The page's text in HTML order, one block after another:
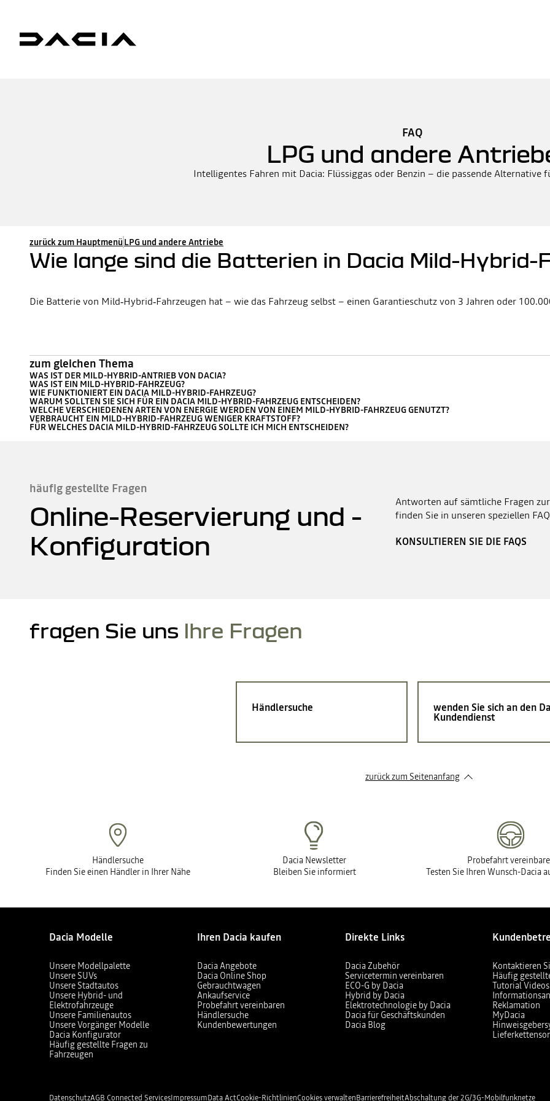
FAQ
LPG und andere
Intelligentes Fahren mit Dacia: Flüssiggas oder Benzin – die passende Alternative
zurück zum Hauptmenü LPG und andere Antriebe
Wie lange sind die Batterien in Dacia Mild-
Die Batterie von Mild‑Hybrid‑Fahrzeugen hat – wie das Fahrzeug selbst – einen Garantieschutz von 3 Jahren oder
zum gleichen Thema
WAS IST DER MILD-HYBRID-ANTRIEB VON DACIA?
WAS IST EIN MILD-HYBRID-FAHRZEUG?
WIE FUNKTIONIERT EIN DACIA MILD-HYBRID-FAHRZEUG?
WARUM SOLLTEN SIE SICH FÜR EIN DACIA MILD-HYBRID-FAHRZEUG ENTSCHEIDEN?
WELCHE VERSCHIEDENEN ARTEN VON ENERGIE WERDEN VON EINEM MILD-HYBRID-FAHRZEUG GENUTZT?
VERBRAUCHT EIN MILD-HYBRID-FAHRZEUG WENIGER KRAFTSTOFF?
FÜR WELCHES DACIA MILD-HYBRID-FAHRZEUG SOLLTE ICH MICH ENTSCHEIDEN?
häufig gestellte Fragen
Online-Reservierung und -
Konfiguration
Antworten auf sämtliche Fragen
finden Sie in unseren speziellen
KONSULTIEREN SIE DIE FAQS
fragen Sie uns Ihre Fragen
Händlersuche wenden Sie sich an den
Kundendienst
zurück zum Seitenanfang
Händlersuche
Finden Sie einen Händler in Ihrer Nähe
Dacia Newsletter
Bleiben Sie informiert
Probefahrt
Testen Sie Ihren Wunsch-Dacia
Dacia Modelle
Unsere Modellpalette
Unsere SUVs
Unsere Stadtautos
Unsere Hybrid- und
Elektrofahrzeuge
Unsere Familienautos
Unsere Vorgänger Modelle
Dacia Konfigurator
Häufig gestellte Fragen zu
Fahrzeugen
Ihren Dacia kaufen
Dacia Angebote
Dacia Online Shop
Gebrauchtwagen
Ankaufservice
Probefahrt vereinbaren
Händlersuche
Kundenbewertungen
Direkte Links
Dacia Zubehör
Servicetermin vereinbaren
ECO-G by Dacia
Hybrid by Dacia
Elektrotechnologie by Dacia
Dacia für Geschäftskunden
Dacia Blog
Kontaktieren
Häufig
Tutorial Videos
Reklamation
MyDacia
DatenschutzAGB Connected ServicesImpressumData ActCookie-RichtlinienCookies verwaltenBarrierefreiheitAbschaltung der 2G/3G-Mobilfunknetze